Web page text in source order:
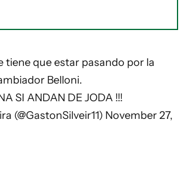
tiene que estar pasando por la
Belloni.
SI ANDAN DE JODA !!!
(@GastonSilveir11) November 27,